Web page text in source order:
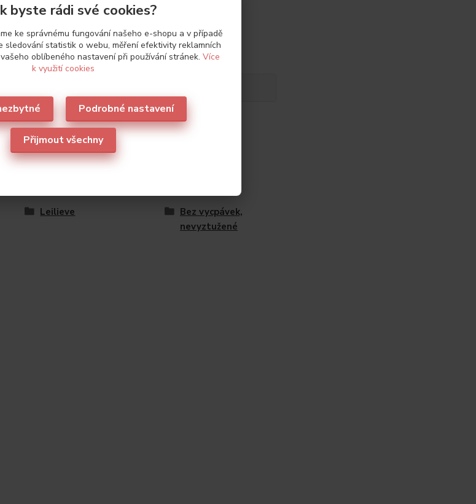
Leilieve
Bez vycpávek,
nevyztužené
byste rádi své cookies?
ke správnému fungování našeho e-shopu a v případě
sledování statistik o webu, měření efektivity reklamních
oblíbeného nastavení při používání stránek. Více
k využití cookies
Podrobné nastavení
Přijmout všechny